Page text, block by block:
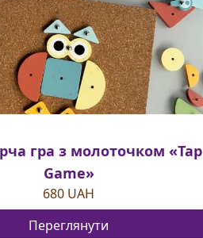
гра з молоточком «Tap
Game»
680 UAH
Переглянути